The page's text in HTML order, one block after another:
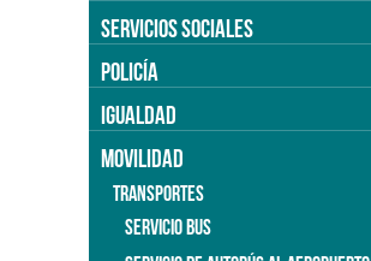
SERVICIOS SOCIALES
POLICÍA
IGUALDAD
MOVILIDAD
TRANSPORTES
SERVICIO BUS